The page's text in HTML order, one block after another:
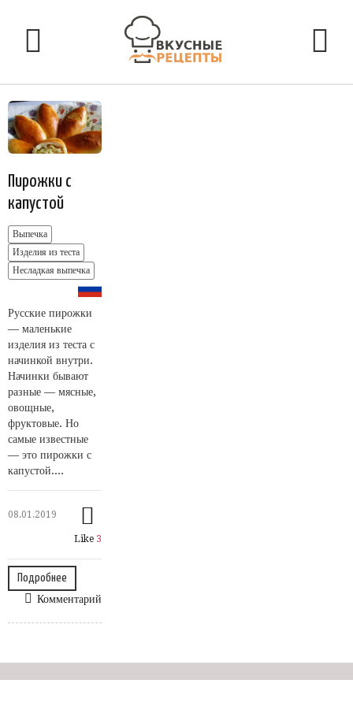
Пирожки с
капустой
Выпечка
Изделия из теста
Несладкая выпечка
Русские пирожки
— маленькие
изделия из теста с
начинкой внутри.
Начинки бывают
разные — мясные,
овощные,
фруктовые. Но
самые известные
— это пирожки с
капустой....
08.01.2019
Like 3
Подробнее
Комментарий